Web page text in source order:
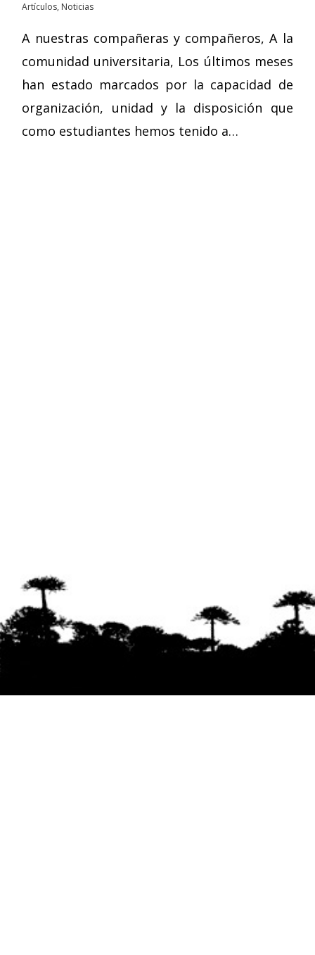
Artículos, Noticias
A nuestras compañeras y compañeros, A la
comunidad universitaria, Los últimos meses
han estado marcados por la capacidad de
organización, unidad y la disposición que
como estudiantes hemos tenido a…